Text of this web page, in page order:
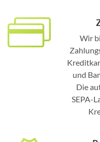
Wir
und
Die
SEPA-